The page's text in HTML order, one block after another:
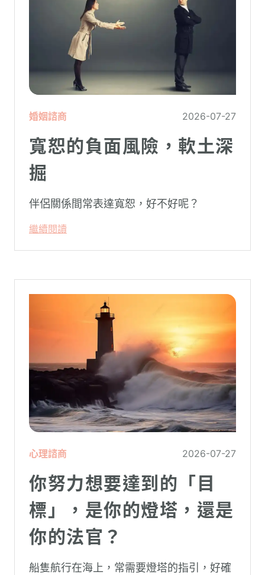
婚姻諮商 2026-07-27
寬恕的負面風險，軟土深
掘
伴侶關係間常表達寬恕，好不好呢？
繼續閱讀
心理諮商 2026-07-27
你努力想要達到的「目
標」，是你的燈塔，還是
你的法官？
船隻航行在海上，常需要燈塔的指引，好確